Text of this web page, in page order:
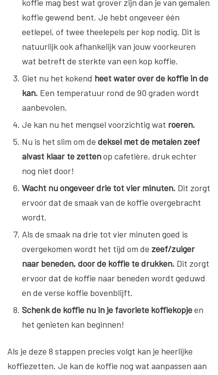
koffie mag best wat grover zijn dan je van gemalen
koffie gewend bent. Je hebt ongeveer één
eetlepel, of twee theelepels per kop nodig. Dit is
natuurlijk ook afhankelijk van jouw voorkeuren
wat betreft de sterkte van een kop koffie.
Giet nu het kokend heet water over de koffie in de
kan. Een temperatuur rond de 90 graden wordt
aanbevolen.
Je kan nu het mengsel voorzichtig wat roeren.
Nu is het slim om de deksel met de metalen zeef
alvast klaar te zettenop cafetière, druk echter
nog niet door!
Wacht nu ongeveer drie tot vier minuten. Dit zorgt
ervoor dat de smaak van de koffie overgebracht
wordt.
Als de smaak na drie tot vier minuten goed is
overgekomen wordt het tijd om de zeef/zuiger
naar beneden, door de koffie te drukken. Dit zorgt
ervoor dat de koffie naar beneden wordt geduwd
en de verse koffie bovenblijft.
Schenk de koffie nu in je favoriete koffiekopjeen
het genieten kan beginnen!
Als je deze 8 stappen precies volgt kan je heerlijke
koffiezetten. Je kan de koffie nog wat aanpassen aan